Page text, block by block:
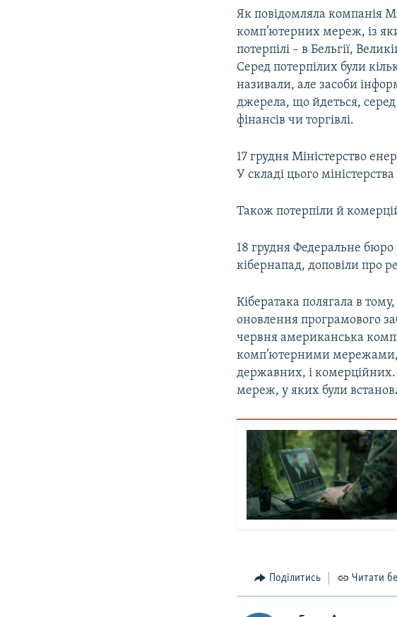
Як повідомляла компанія
комп’ютерних мереж, із
потерпілі – в Бельгії,
Серед потерпілих були
називали, але засоби
джерела, що йдеться,
фінансів чи торгівлі.
17 грудня Міністерство
У складі цього
Також потерпіли й
18 грудня Федеральне бюро
кібернапад, доповіли про
Кібератака полягала в
оновлення програмового
червня американська
комп’ютерними мережами,
державних, і
мереж, у яких були
Поділитись Читати